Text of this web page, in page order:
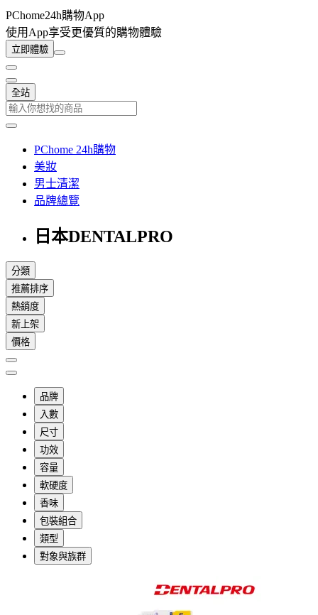
PChome24h購物App
使用App享受更優質的購物體驗
立即體驗
全站
PChome 24h購物
美妝
男士清潔
品牌總覽
日本DENTALPRO
分類
推薦排序
熱銷度
新上架
價格
品牌
入數
尺寸
功效
容量
軟硬度
香味
包裝組合
類型
對象與族群